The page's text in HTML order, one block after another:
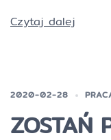
Czytaj dalej
2020-02-28
ZOSTAŃ